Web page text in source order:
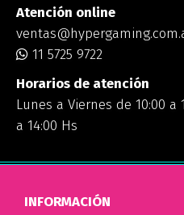
Atención online
11 5725 9722
Horarios de atención
Lunes a Viernes de 10:00 a
a 14:00 Hs
INFORMACIÓN